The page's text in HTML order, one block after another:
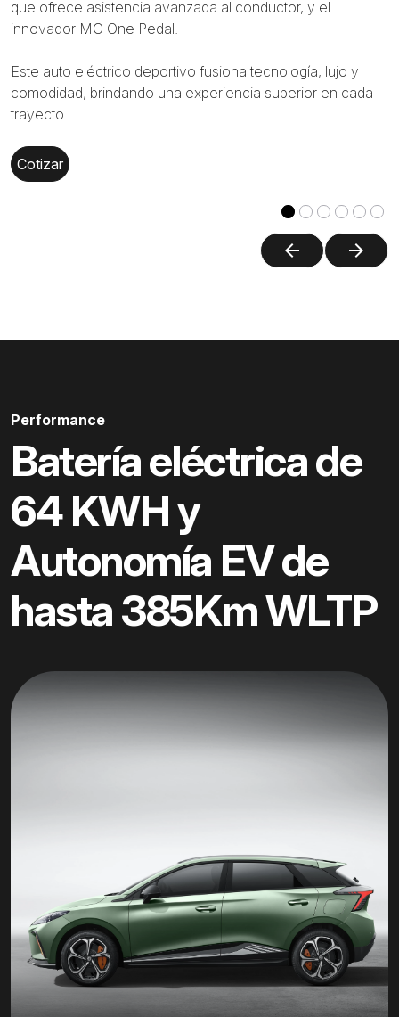
que ofrece asistencia avanzada al conductor, y el
innovador MG One Pedal.
Este auto eléctrico deportivo fusiona tecnología, lujo y
comodidad, brindando una experiencia superior en cada
trayecto.
Cotizar
arrow_back arrow_forward
Performance
Batería eléctrica de
64 KWH y
Autonomía EV de
hasta 385Km WLTP